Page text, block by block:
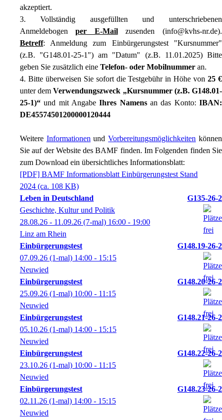
akzeptiert.
3. Vollständig ausgefüllten und unterschriebenen
Anmeldebogenper E-Mail
zusenden (info@kvhs-nr.de).
Betreff: Anmeldung zum Einbürgerungstest "Kursnummer"
(z.B. "G148.01-25-1") am "Datum" (z.B. 11.01.2025) Bitte
geben Sie zusätzlich eine Telefon- oder Mobilnummer an.
4. Bitte überweisen Sie sofort die Testgebühr in Höhe von25 €
unter demVerwendungszweck „Kursnummer (z.B. G148.01-
25-1)“ und mit AngabeIhres Namensan das Konto: IBAN:
DE45574501200000120444
Weitere Informationen undVorbereitungsmöglichkeiten können
Sie auf der Website des BAMF finden. Im Folgenden finden Sie
zum Download ein übersichtliches Informationsblatt:
[PDF] BAMF Informationsblatt Einbürgerungstest Stand
2024 (ca. 108 KB)
Leben in Deutschland
G135-26-2
Geschichte, Kultur und Politik
28.08.26 - 11.09.26 (7-mal) 16:00 - 19:00
Linz am Rhein
Einbürgerungstest
G148.19-26-2
07.09.26 (1-mal) 14:00 - 15:15
Neuwied
Einbürgerungstest
G148.20-26-2
25.09.26 (1-mal) 10:00 - 11:15
Neuwied
Einbürgerungstest
G148.21-26-2
05.10.26 (1-mal) 14:00 - 15:15
Neuwied
Einbürgerungstest
G148.22-26-2
23.10.26 (1-mal) 10:00 - 11:15
Neuwied
Einbürgerungstest
G148.23-26-2
02.11.26 (1-mal) 14:00 - 15:15
Neuwied